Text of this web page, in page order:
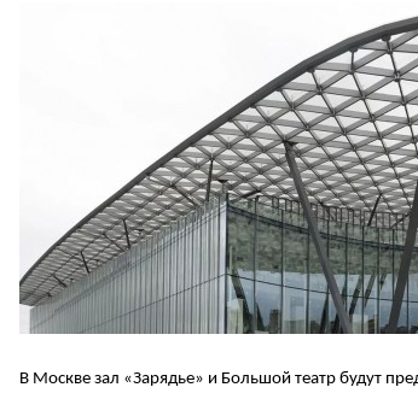
В Москве зал «Зарядье» и Большой театр будут